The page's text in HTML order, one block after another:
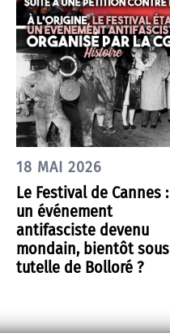
18 MAI 2026
Le Festival de Cannes :
un événement
antifasciste devenu
mondain, bientôt sous
tutelle de Bolloré ?